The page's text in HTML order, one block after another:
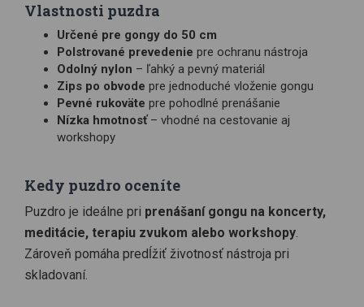
Vlastnosti puzdra
Určené pre gongy do 50 cm
Polstrované prevedenie pre ochranu nástroja
Odolný nylon – ľahký a pevný materiál
Zips po obvode pre jednoduché vloženie gongu
Pevné rukoväte pre pohodlné prenášanie
Nízka hmotnosť– vhodné na cestovanie aj
workshopy
Kedy puzdro oceníte
Puzdro je ideálne pri prenášaní gongu na koncerty,
meditácie, terapiu zvukom alebo workshopy.
Zároveň pomáha predĺžiť životnosť nástroja pri
skladovaní.